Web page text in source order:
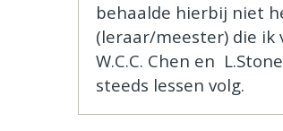
behaalde hierbij niet
(leraar/meester) die ik
W.C.C. Chen en
steeds lessen volg.